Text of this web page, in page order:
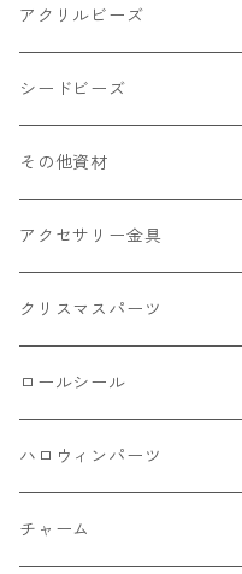
カップ
チェーンパーツ
プラチャーム
キャンディ
ドーナツ
パン
ゼリー
アニマル系
うさぎ
くま
スライス棒
フレーク カット済
シール付き
フルーツ系 野菜果物
お花
ミニパーツ ネイル
雑貨系
シーズン系
ミレフィオリ
ランプワーク
キャッツアイ
アクリルビーズ
丸玉6㎜ ラウンド
丸玉8㎜ ラウンド
カボチャ
クラック
ソロバン型
アルファベット
単文字
スマイル
シードビーズ
ミックス
2㎜
不透明
3㎜
不透明タイプ
ミックスタイプ
4㎜
その他資材
アクセサリー金具
カラー丸カン
10㎜
ボールチップ
ピアスパーツ
ヘアーパーツ
クリスマスパーツ
プラチャーム
デコパーツ 貼り付けパーツ
OPP袋
ロールシール
サンキュー
クリスマス
ハロウィンパーツ
おばけ
チャーム